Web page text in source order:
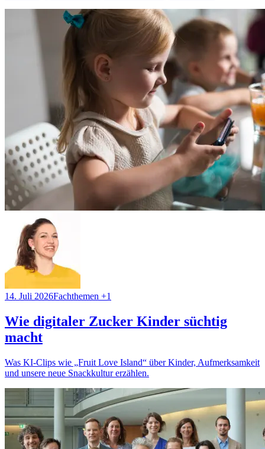
14. Juli 2026Fachthemen +1
Wie digitaler Zucker Kinder süchtig
macht
Was KI-Clips wie „Fruit Love Island“ über Kinder, Aufmerksamkeit
und unsere neue Snackkultur erzählen.